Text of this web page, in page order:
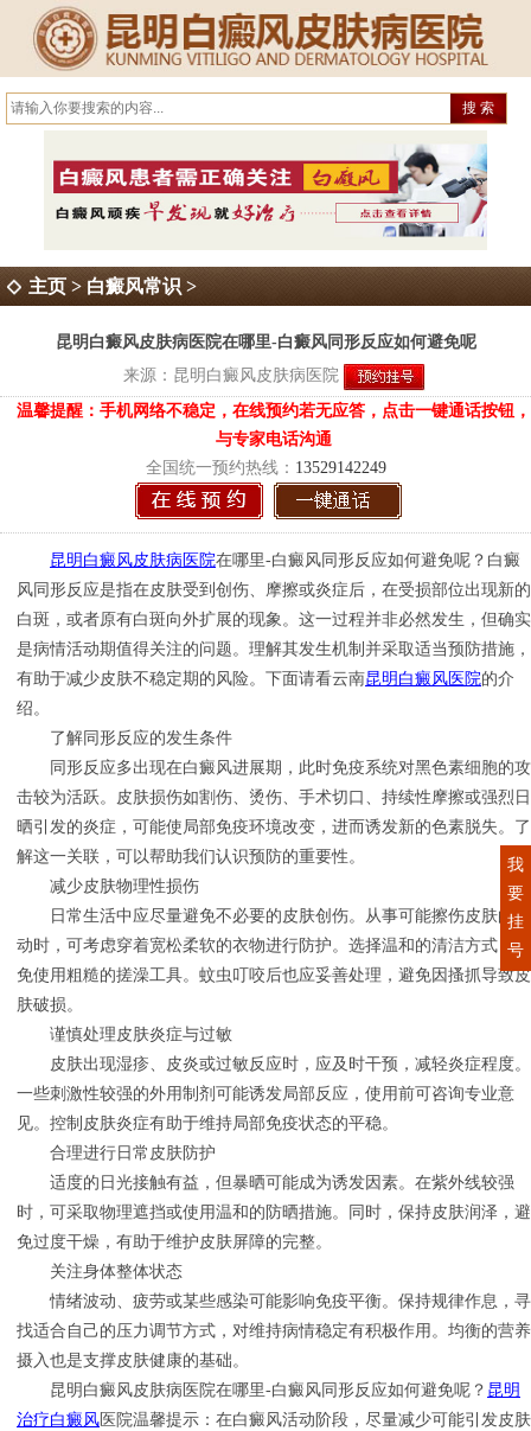
主页 > 白癜风常识 >
昆明白癜风皮肤病医院在哪里-白癜风同形反应如何避免呢
来源： 昆明白癜风皮肤病医院
温馨提醒：手机网络不稳定，在线预约若无应答，点击一键通话按钮，
与专家电话沟通
全国统一预约热线： 13529142249
昆明白癜风皮肤病医院在哪里-白癜风同形反应如何避免呢？白癜
风同形反应是指在皮肤受到创伤、摩擦或炎症后，在受损部位出现新的
白斑，或者原有白斑向外扩展的现象。这一过程并非必然发生，但确实
是病情活动期值得关注的问题。理解其发生机制并采取适当预防措施，
有助于减少皮肤不稳定期的风险。下面请看云南昆明白癜风医院的介
绍。
了解同形反应的发生条件
同形反应多出现在白癜风进展期，此时免疫系统对黑色素细胞的攻
击较为活跃。皮肤损伤如割伤、烫伤、手术切口、持续性摩擦或强烈日
晒引发的炎症，可能使局部免疫环境改变，进而诱发新的色素脱失。了
解这一关联，可以帮助我们认识预防的重要性。
减少皮肤物理性损伤
日常生活中应尽量避免不必要的皮肤创伤。从事可能擦伤皮肤的活
动时，可考虑穿着宽松柔软的衣物进行防护。选择温和的清洁方式，避
免使用粗糙的搓澡工具。蚊虫叮咬后也应妥善处理，避免因搔抓导致皮
肤破损。
谨慎处理皮肤炎症与过敏
皮肤出现湿疹、皮炎或过敏反应时，应及时干预，减轻炎症程度。
一些刺激性较强的外用制剂可能诱发局部反应，使用前可咨询专业意
见。控制皮肤炎症有助于维持局部免疫状态的平稳。
合理进行日常皮肤防护
适度的日光接触有益，但暴晒可能成为诱发因素。在紫外线较强
时，可采取物理遮挡或使用温和的防晒措施。同时，保持皮肤润泽，避
免过度干燥，有助于维护皮肤屏障的完整。
关注身体整体状态
情绪波动、疲劳或某些感染可能影响免疫平衡。保持规律作息，寻
找适合自己的压力调节方式，对维持病情稳定有积极作用。均衡的营养
摄入也是支撑皮肤健康的基础。
昆明白癜风皮肤病医院在哪里-白癜风同形反应如何避免呢？ 昆明
治疗白癜风 医院温馨提示：在白癜风活动阶段，尽量减少可能引发皮肤
我
要
挂
号